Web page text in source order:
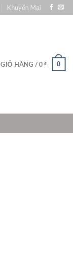
Khuyến Mại
GIỎ HÀNG /0₫ 0